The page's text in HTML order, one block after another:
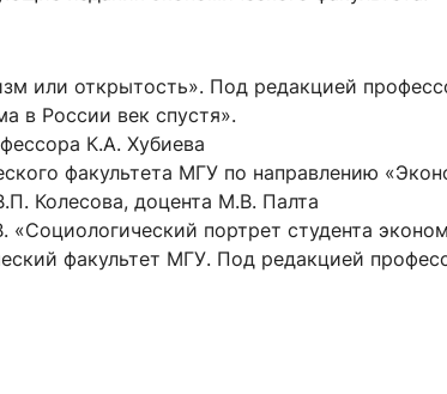
или открытость». Под редакцией
в России век спустя».
К.А. Хубиева
факультета МГУ по направлению
Колесова, доцента М.В. Палта
портрет студента
факультет МГУ. Под редакцией